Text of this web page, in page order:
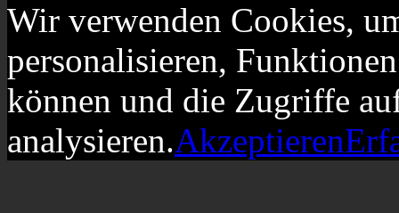
Wir verwenden Cookies,
personalisieren,
können und die Zugriffe
analysieren.Akzeptieren